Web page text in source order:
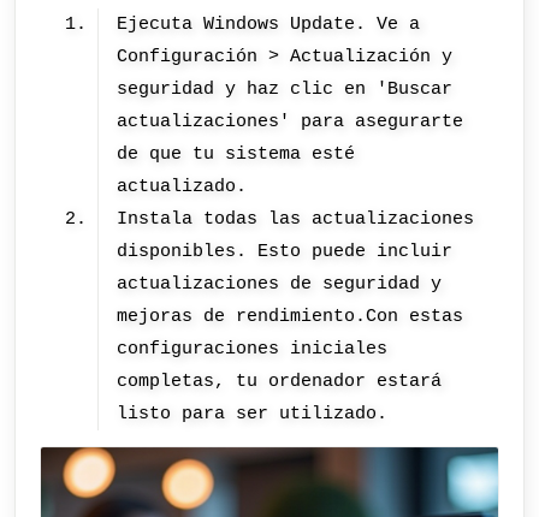
Ejecuta Windows Update. Ve a
Configuración > Actualización y
seguridad y haz clic en 'Buscar
actualizaciones' para asegurarte
de que tu sistema esté
actualizado.
Instala todas las actualizaciones
disponibles. Esto puede incluir
actualizaciones de seguridad y
mejoras de rendimiento.Con estas
configuraciones iniciales
completas, tu ordenador estará
listo para ser utilizado.